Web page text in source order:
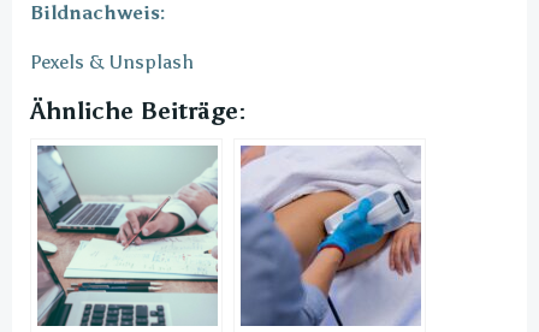
Bildnachweis:
Pexels & Unsplash
Ähnliche Beiträge: